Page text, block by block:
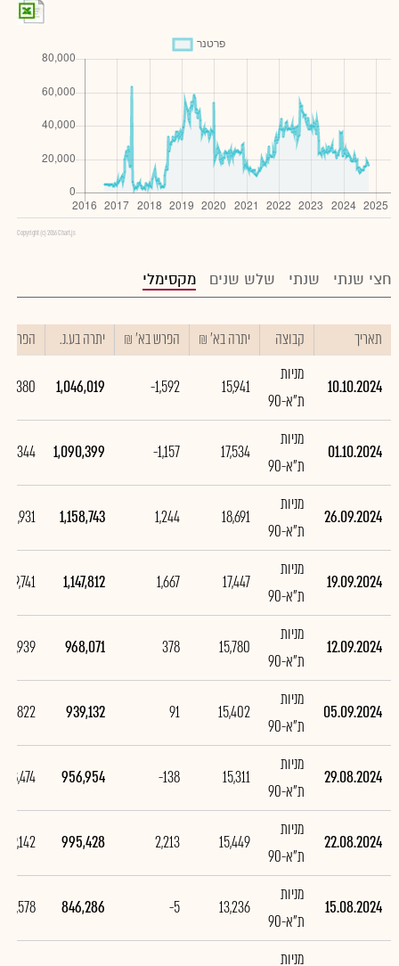
Copyright (c) 2016 Chart.js
חצי שנתי שנתי שלש שנים מקסימלי
תאריך קבוצה יתרה בא' ₪ הפרש בא' ₪ יתרה בע.נ. הפרש
10.10.2024
מניות
ת"א-90
15,941
-1,592
1,046,019
01.10.2024
מניות
ת"א-90
17,534
-1,157
1,090,399
26.09.2024
מניות
ת"א-90
18,691
1,244
1,158,743
10,931
19.09.2024
מניות
ת"א-90
17,447
1,667
1,147,812
179,741
12.09.2024
מניות
ת"א-90
15,780
378
968,071
28,939
05.09.2024
מניות
ת"א-90
15,402
91
939,132
-17,822
29.08.2024
מניות
ת"א-90
15,311
-138
956,954
-38,474
22.08.2024
מניות
ת"א-90
15,449
2,213
995,428
149,142
15.08.2024
מניות
ת"א-90
13,236
-5
846,286
14,578
מניות